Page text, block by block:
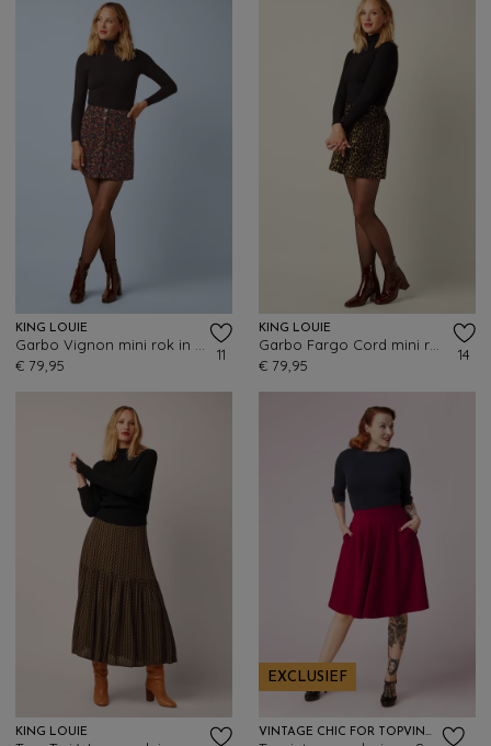
KING LOUIE
€ 79,95
11
KING LOUIE
€ 79,95
14
KING LOUIE
EXCLUSIEF
VINTAGE CHIC FOR TOPVINTAGE